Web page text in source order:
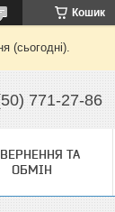
Кошик
(сьогодні).
771-27-86
ТА
ОБМІН